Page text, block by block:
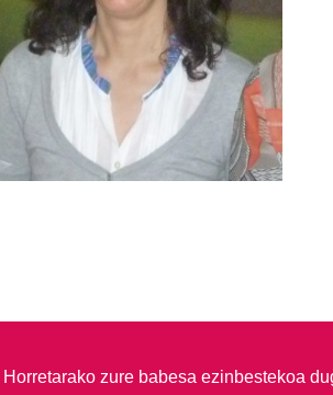
Horretarako zure babesa ezinbestekoa